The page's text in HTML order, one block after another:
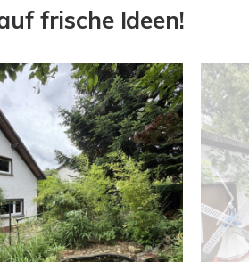
frische Ideen!